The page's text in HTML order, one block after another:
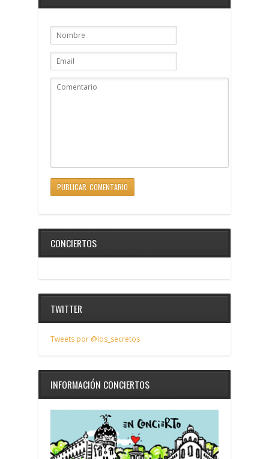
CONCIERTOS
TWITTER
Tweets por @los_secretos
INFORMACIÓN CONCIERTOS